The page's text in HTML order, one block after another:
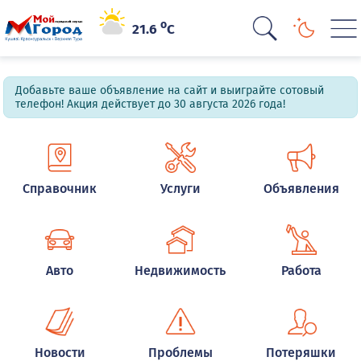
21.6oC
Добавьте ваше объявление на сайт и выиграйте сотовый
телефон! Акция действует до 30 августа 2026 года!
Справочник Услуги Объявления
Авто Недвижимость Работа
Новости Проблемы Потеряшки